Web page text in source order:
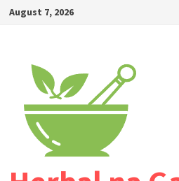
Skip
August 7, 2026